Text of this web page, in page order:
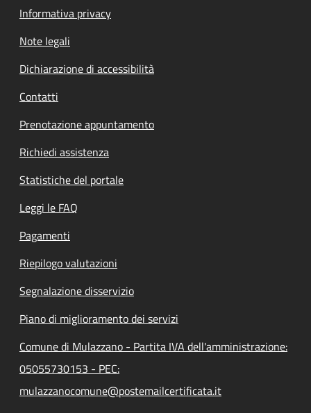
Informativa privacy
Note legali
Dichiarazione di accessibilità
Contatti
Prenotazione appuntamento
Richiedi assistenza
Statistiche del portale
Leggi le FAQ
Pagamenti
Riepilogo valutazioni
Segnalazione disservizio
Piano di miglioramento dei servizi
Comune di Mulazzano - Partita IVA dell'amministrazione:
05055730153 - PEC:
mulazzanocomune@postemailcertificata.it